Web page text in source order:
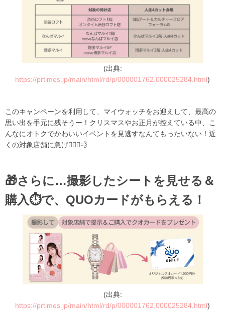
(出典:
https://prtimes.jp/main/html/rd/p/000001762.000025284.html)
このキャンペーンを利用して、マイウォッチをお迎えして、最高の
思い出を手元に残そうー！クリスマスやお正月が控えている中、こ
んなにオトクでかわいいイベントを見逃すなんてもったいない！近
くの対象店舗に急げ🏃🏻‍♀️💨
🎁さらに…撮影したシートを見せる＆
購入⏱で、QUOカードがもらえる！
(出典:
https://prtimes.jp/main/html/rd/p/000001762.000025284.html)